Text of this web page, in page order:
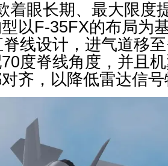
着眼长期、最大限度
以F-35FX的布局为
线设计，进气道移
度脊线角度，并且
齐，以降低雷达信